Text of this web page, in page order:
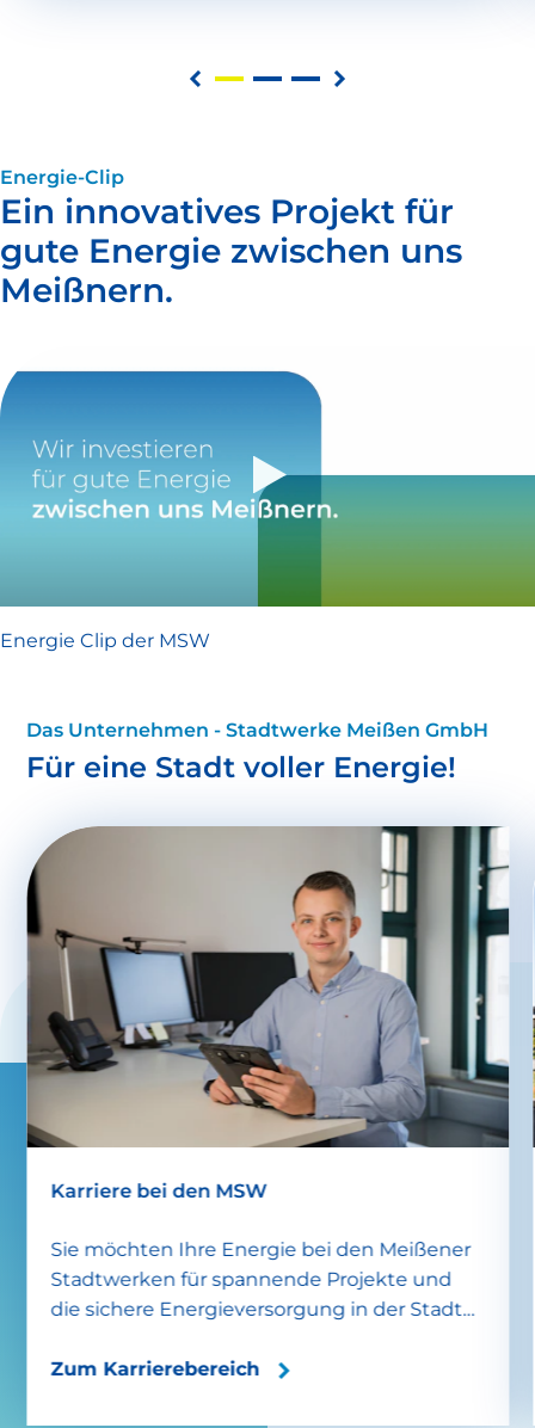
Ein innovatives Projekt für
gute Energie zwischen uns
Meißnern.
Energie-Clip
Energie Clip der MSW
Für eine Stadt voller Energie!
Das Unternehmen - Stadtwerke Meißen GmbH
Karriere bei den MSW
Sie möchten Ihre Energie bei den Meißener
Stadtwerken für spannende Projekte und
die sichere Energieversorgung in der Stadt
unserem Karrierebereich vorbei!
Zum Karrierebereich